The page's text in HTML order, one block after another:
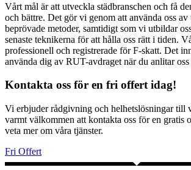
Vårt mål är att utveckla städbranschen och få
och bättre. Det gör vi genom att använda oss av
beprövade metoder, samtidigt som vi utbildar
senaste teknikerna för att hålla oss rätt i tiden.
professionell och registrerade för F-skatt. Det
använda dig av RUT-avdraget när du anlitar
Kontakta oss för en fri offert idag!
Vi erbjuder rådgivning och helhetslösningar till
varmt välkommen att kontakta oss för en gratis
veta mer om våra tjänster.
Fri Offert